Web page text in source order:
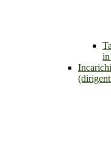
in